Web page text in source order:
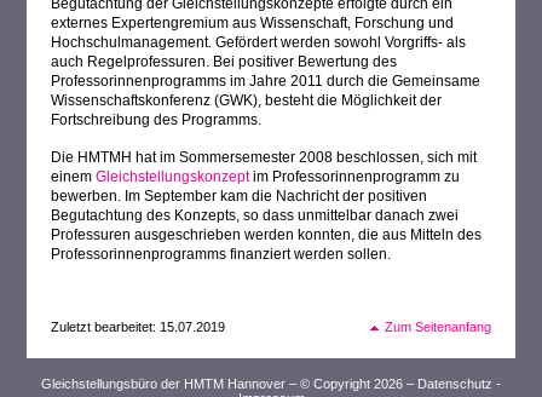
Begutachtung der Gleichstellungskonzepte erfolgte durch ein
externes Expertengremium aus Wissenschaft, Forschung und
Hochschulmanagement. Gefördert werden sowohl Vorgriffs- als
auch Regelprofessuren. Bei positiver Bewertung des
Professorinnenprogramms im Jahre 2011 durch die Gemeinsame
Wissenschaftskonferenz (GWK), besteht die Möglichkeit der
Fortschreibung des Programms.
Die HMTMH hat im Sommersemester 2008 beschlossen, sich mit
einemGleichstellungskonzeptim Professorinnenprogramm zu
bewerben. Im September kam die Nachricht der positiven
Begutachtung des Konzepts, so dass unmittelbar danach zwei
Professuren ausgeschrieben werden konnten, die aus Mitteln des
Professorinnenprogramms finanziert werden sollen.
Zuletzt bearbeitet: 15.07.2019 Zum Seitenanfang
Gleichstellungsbüro der HMTM Hannover – © Copyright 2026 – Datenschutz -